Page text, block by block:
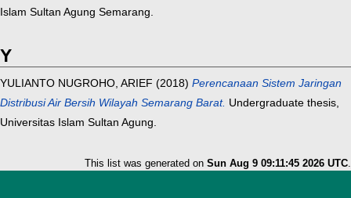
Islam Sultan Agung Semarang.
Y
YULIANTO NUGROHO, ARIEF (2018) Perencanaan Sistem Jaringan
Distribusi Air Bersih Wilayah Semarang Barat. Undergraduate thesis,
Universitas Islam Sultan Agung.
This list was generated on Sun Aug 9 09:11:45 2026 UTC.